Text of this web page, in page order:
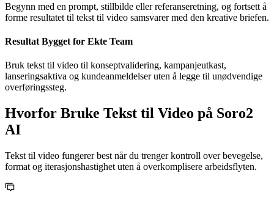
Begynn med en prompt, stillbilde eller referanseretning, og fortsett å
forme resultatet til tekst til video samsvarer med den kreative briefen.
Resultat Bygget for Ekte Team
Bruk tekst til video til konseptvalidering, kampanjeutkast,
lanseringsaktiva og kundeanmeldelser uten å legge til unødvendige
overføringssteg.
Hvorfor Bruke Tekst til Video på Soro2
AI
Tekst til video fungerer best når du trenger kontroll over bevegelse,
format og iterasjonshastighet uten å overkomplisere arbeidsflyten.